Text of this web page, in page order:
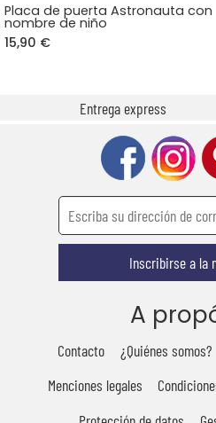
Placa de puerta Astronauta con
nombre de niño
15,90 €
Entrega express
Inscribirse a la
A
Contacto ¿Quiénes somos?
Menciones legales